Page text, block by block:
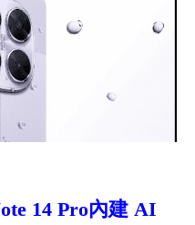
14 Pro內建 AI